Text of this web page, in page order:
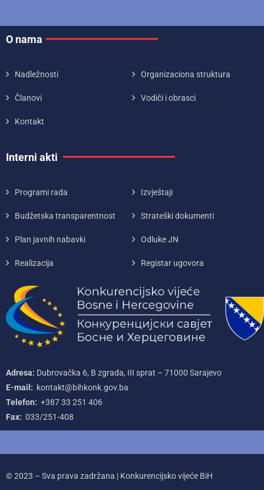
O nama
Nadležnosti Organizaciona struktura
Članovi Vodiči i obrasci
Kontakt
Interni akti
Programi rada Izvještaji
Budžetska transparentnost Strateški dokumenti
Plan javnih nabavki Odluke JN
Realizacija Registar ugovora
Adresa: Dubrovačka 6, B zgrada, III sprat – 71000‌ Sarajevo
E-mail: kontakt@bihkonk.gov.ba
Telefon: +387‌ 33‌ 251‌ 406
Fax: 033/251-408
© 2023 – Sva prava zadržana | Konkurencijsko vijeće BiH